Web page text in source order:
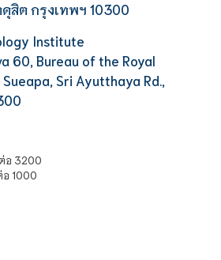
สิต กรุงเทพฯ 10300
Institute
60, Bureau of the Royal
Sri Ayutthaya Rd.,
อ 3200
1000